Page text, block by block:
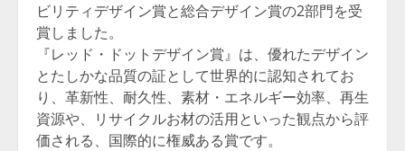
ビリティデザイン賞と総合デザイン賞の2部門を受
賞しました。
『レッド・ドットデザイン賞』は、優れたデザイン
とたしかな品質の証として世界的に認知されてお
り、革新性、耐久性、素材・エネルギー効率、再生
資源や、リサイクルお材の活用といった観点から評
価される、国際的に権威ある賞です。